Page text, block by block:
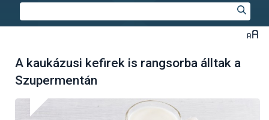
A kaukázusi kefirek is rangsorba álltak a
Szupermentán